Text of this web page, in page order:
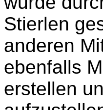
Stierlen
anderen
ebenfalls
erstellen